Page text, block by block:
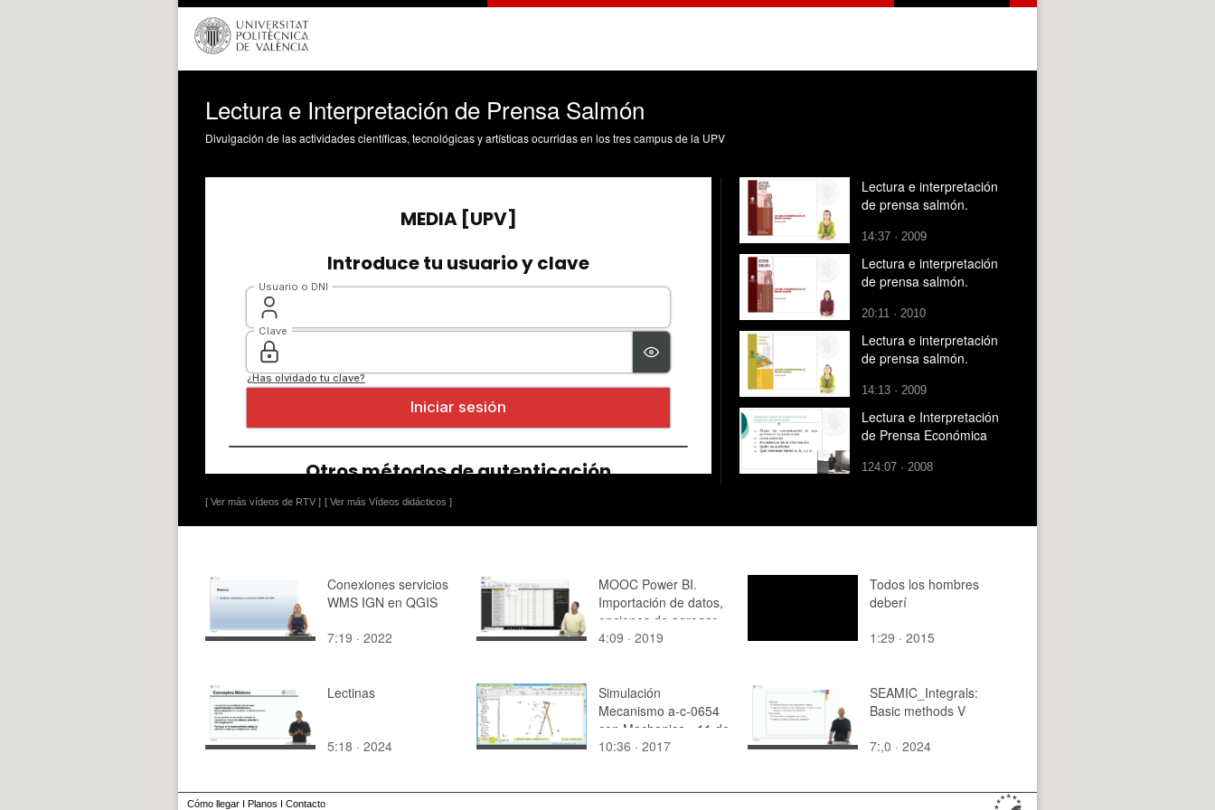
Lectura e Interpretación de Prensa Salmón
Divulgación de las actividades científicas, tecnológicas y artísticas ocurridas en los tres campus de la UPV
[ Ver más vídeos de RTV ] [ Ver más Vídeos didácticos ]
Lectura e interpretación
de prensa salmón.
14:37 · 2009
Lectura e interpretación
de prensa salmón.
20:11 · 2010
Lectura e interpretación
de prensa salmón.
14:13 · 2009
Lectura e Interpretación
de Prensa Económica
124:07 · 2008
Conexiones servicios
WMS IGN en QGIS
7:19 · 2022
MOOC Power BI.
Importación de datos,
opciones de agregar
columnas
4:09 · 2019
Todos los hombres
deberí
1:29 · 2015
Lectinas
5:18 · 2024
Simulación
Mecanismo a-c-0654
con Mechanica - 11 de
11
10:36 · 2017
SEAMIC_Integrals:
Basic methods V
7:,0 · 2024
Cómo llegar I Planos I Contacto